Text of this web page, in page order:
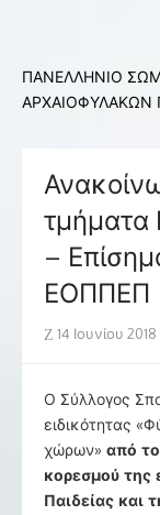
ΠΑΝΕΛΛΗΝΙΟ
ΑΡΧΑΙΟΦΥΛΑΚΩΝ
τμήματα
–
ΕΟΠΠΕΠ
Posted
14 Ιουνίου 2018
Ο Σύλλογος
ειδικότητας
χώρων» από το
κορεσμού της
Παιδείας και